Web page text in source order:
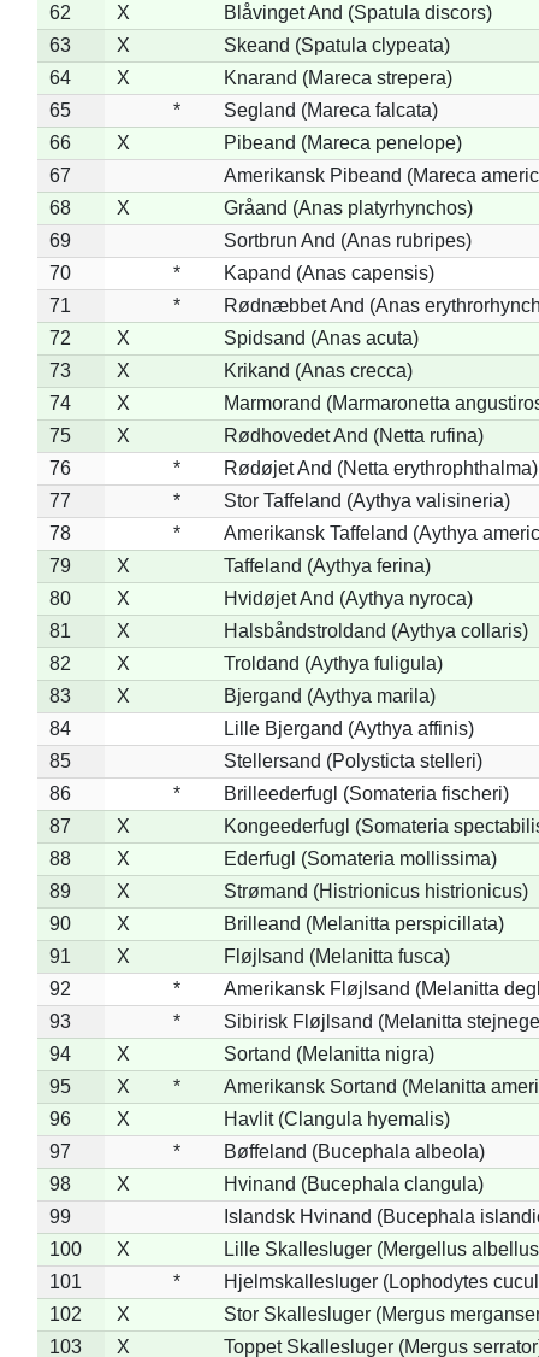
62
X
Blåvinget And (Spatula discors)
63
X
Skeand (Spatula clypeata)
64
X
Knarand (Mareca strepera)
65
*
Segland (Mareca falcata)
66
X
Pibeand (Mareca penelope)
67
Amerikansk Pibeand (Mareca
68
X
Gråand (Anas platyrhynchos)
69
Sortbrun And (Anas rubripes)
70
*
Kapand (Anas capensis)
71
*
Rødnæbbet And (Anas
72
X
Spidsand (Anas acuta)
73
X
Krikand (Anas crecca)
74
X
Marmorand (Marmaronetta
75
X
Rødhovedet And (Netta rufina)
76
*
Rødøjet And (Netta erythrophthalma)
77
*
Stor Taffeland (Aythya valisineria)
78
*
Amerikansk Taffeland (Aythya
79
X
Taffeland (Aythya ferina)
80
X
Hvidøjet And (Aythya nyroca)
81
X
Halsbåndstroldand (Aythya collaris)
82
X
Troldand (Aythya fuligula)
83
X
Bjergand (Aythya marila)
84
Lille Bjergand (Aythya affinis)
85
Stellersand (Polysticta stelleri)
86
*
Brilleederfugl (Somateria fischeri)
87
X
Kongeederfugl (Somateria
88
X
Ederfugl (Somateria mollissima)
89
X
Strømand (Histrionicus histrionicus)
90
X
Brilleand (Melanitta perspicillata)
91
X
Fløjlsand (Melanitta fusca)
92
*
Amerikansk Fløjlsand (Melanitta
93
*
Sibirisk Fløjlsand (Melanitta
94
X
Sortand (Melanitta nigra)
95
X *
Amerikansk Sortand (Melanitta
96
X
Havlit (Clangula hyemalis)
97
*
Bøffeland (Bucephala albeola)
98
X
Hvinand (Bucephala clangula)
99
Islandsk Hvinand (Bucephala
100
X
Lille Skallesluger (Mergellus
101
*
Hjelmskallesluger (Lophodytes
102
X
Stor Skallesluger (Mergus
103
X Toppet Skallesluger (Mergus